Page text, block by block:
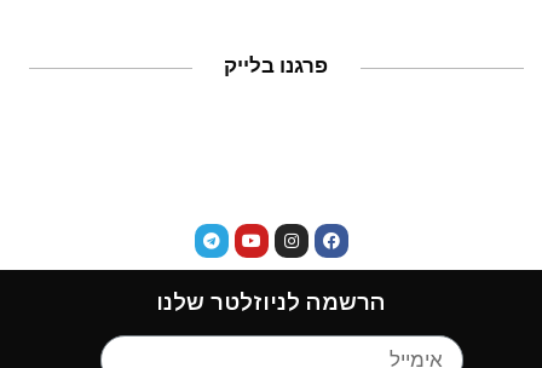
פרגנו בלייק
הרשמה לניוזלטר שלנו